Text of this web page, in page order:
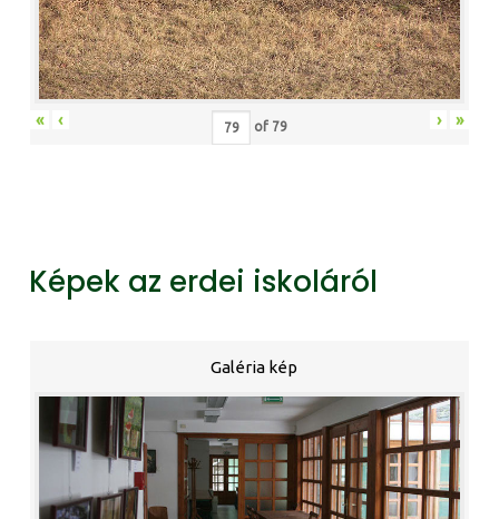
« ‹ of 79 › »
Képek az erdei iskoláról
Galéria kép